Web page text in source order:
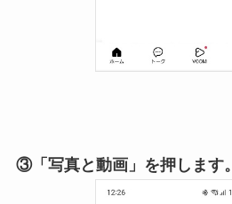
③「写真と動画」を押します。